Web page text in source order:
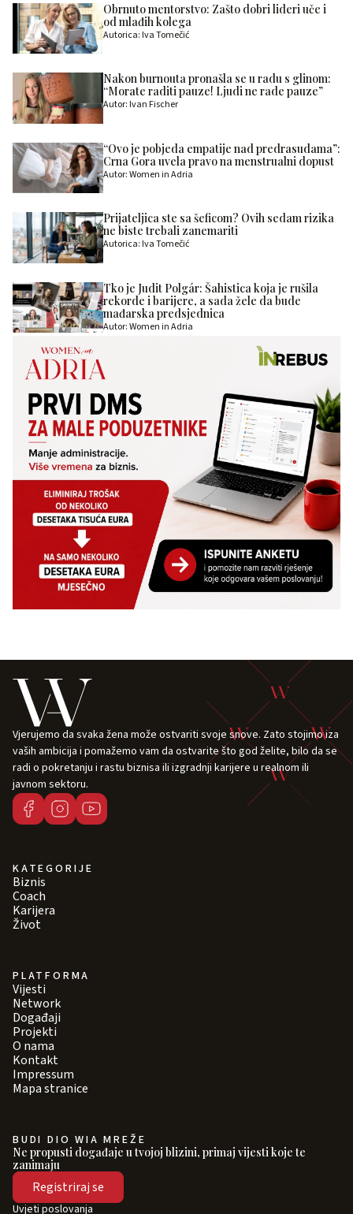
Obrnuto mentorstvo: Zašto dobri lideri uče i
od mlađih kolega
Autorica: Iva Tomečić
Nakon burnouta pronašla se u radu s glinom:
“Morate raditi pauze! Ljudi ne rade pauze”
Autor: Ivan Fischer
“Ovo je pobjeda empatije nad predrasudama”:
Crna Gora uvela pravo na menstrualni dopust
Autor: Women in Adria
Prijateljica ste sa šeficom? Ovih sedam rizika
ne biste trebali zanemariti
Autorica: Iva Tomečić
Tko je Judit Polgár: Šahistica koja je rušila
rekorde i barijere, a sada žele da bude
mađarska predsjednica
Autor: Women in Adria
Vjerujemo da svaka žena može ostvariti svoje snove. Zato stojimo iza
vaših ambicija i pomažemo vam da ostvarite što god želite, bilo da se
radi o pokretanju i rastu biznisa ili izgradnji karijere u realnom ili
javnom sektoru.
KATEGORIJE
Biznis
Coach
Karijera
Život
PLATFORMA
Vijesti
Network
Događaji
Projekti
O nama
Kontakt
Impressum
Mapa stranice
BUDI DIO WIA MREŽE
Ne propusti događaje u tvojoj blizini, primaj vijesti koje te
zanimaju
Registriraj se
Uvjeti poslovanja